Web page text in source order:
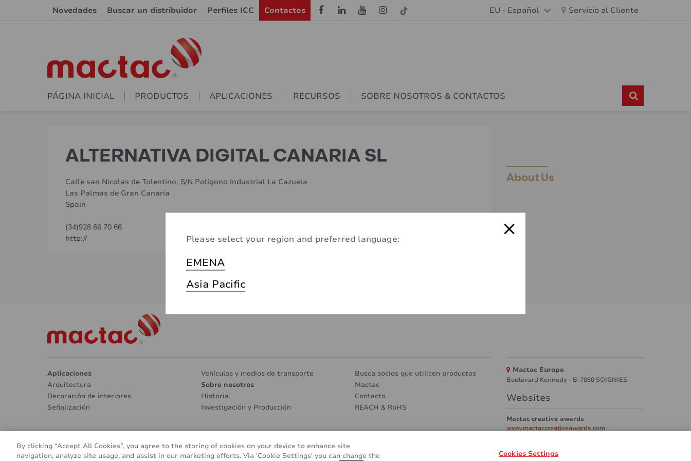
Novedades Buscar un distribuidor Perfiles ICC Contactos EU - Español
Please select your region and preferred language:
EMENA
Asia Pacific
Servicio al Cliente
PÁGINA INICIAL PRODUCTOS APLICACIONES RECURSOS SOBRE NOSOTROS & CONTACTOS
ALTERNATIVA DIGITAL CANARIA SL
Calle san Nicolas de Tolentino, S/N Polígono Industrial La Cazuela
Las Palmas de Gran Canaria
Spain
(34)928 66 70 66
http://
About Us
Aplicaciones
Arquitectura
Decoración de interiores
Señalización
Vehículos y medios de transporte
Sobre nosotros
Historia
Investigación y Producción
Busca socios que utilicen productos
Mactac
Contacto
REACH & RoHS
Mactac Europe
Boulevard Kennedy - B-7060 SOIGNIES
Websites
Mactac creative awards
www.mactaccreativeawards.com
© 2016 - 2026 Glosario Cookie Policy FAQ (Preguntas frecuente) GDPR Legal & Privacy Notices
By clicking “Accept All Cookies”, you agree to the storing of cookies on your device to enhance site
navigation, analyze site usage, and assist in our marketing efforts. Via 'Cookie Settings' you can change the
Cookies Settings